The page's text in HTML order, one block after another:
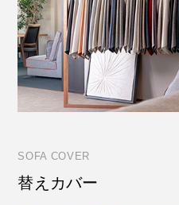
SOFA COVER
替えカバー